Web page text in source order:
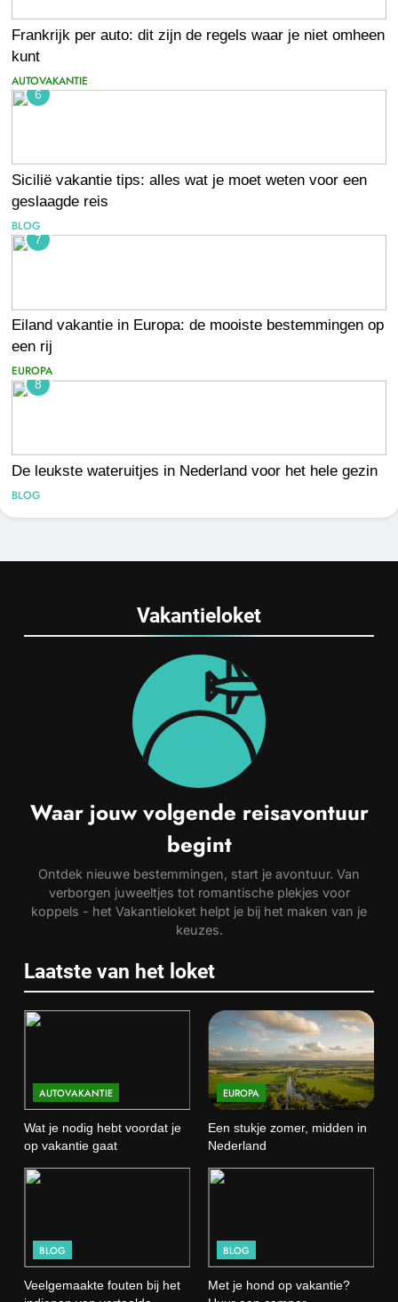
Frankrijk per auto: dit zijn de regels waar je niet omheen
kunt
AUTOVAKANTIE
6
Sicilië vakantie tips: alles wat je moet weten voor een
geslaagde reis
BLOG
7
Eiland vakantie in Europa: de mooiste bestemmingen op
een rij
EUROPA
8
De leukste wateruitjes in Nederland voor het hele gezin
BLOG
Vakantieloket
Waar jouw volgende reisavontuur
begint
Ontdek nieuwe bestemmingen, start je avontuur. Van
verborgen juweeltjes tot romantische plekjes voor
koppels - het Vakantieloket helpt je bij het maken van je
keuzes.
Laatste van het loket
AUTOVAKANTIE
Wat je nodig hebt voordat je
op vakantie gaat
EUROPA
Een stukje zomer, midden in
Nederland
BLOG
Veelgemaakte fouten bij het
BLOG
Met je hond op vakantie?